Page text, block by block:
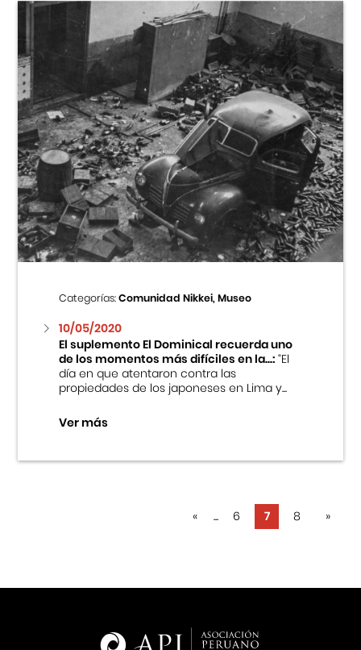
Categorías:Comunidad Nikkei, Museo
10/05/2020
El suplemento El Dominical recuerda uno
de los momentos más difíciles en la...:“El
día en que atentaron contra las
propiedades de los japoneses en Lima y...
Ver más
« ... 6 7 8 »